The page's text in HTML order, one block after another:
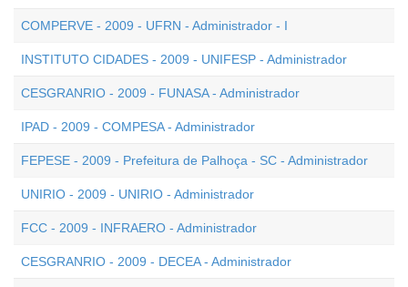
COMPERVE - 2009 - UFRN - Administrador - I
INSTITUTO CIDADES - 2009 - UNIFESP - Administrador
CESGRANRIO - 2009 - FUNASA - Administrador
IPAD - 2009 - COMPESA - Administrador
FEPESE - 2009 - Prefeitura de Palhoça - SC - Administrador
UNIRIO - 2009 - UNIRIO - Administrador
FCC - 2009 - INFRAERO - Administrador
CESGRANRIO - 2009 - DECEA - Administrador